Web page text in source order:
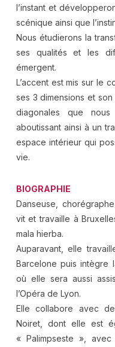
l’instant et
scénique ainsi que
Nous étudierons la
ses qualités et les
émergent.
L’accent est mis sur le
ses 3 dimensions et
diagonales que
aboutissant ainsi à un
espace intérieur qui
vie.
BIOGRAPHIE
Danseuse,
vit et travaille à
mala hierba.
Auparavant, elle
Barcelone puis intègre
où elle sera aussi
l’Opéra de Lyon.
Elle collabore avec
Noiret, dont elle est
« Palimpseste »,